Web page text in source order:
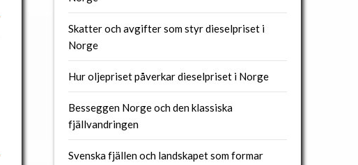
Skatter och avgifter som styr dieselpriset i
Norge
Hur oljepriset påverkar dieselpriset i Norge
Besseggen Norge och den klassiska
fjällvandringen
Svenska fjällen och landskapet som formar